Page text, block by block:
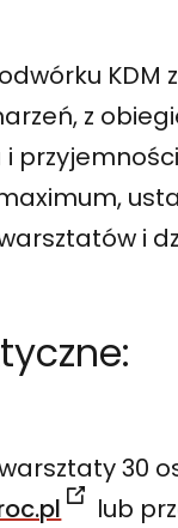
KDM
z
i
30
lub